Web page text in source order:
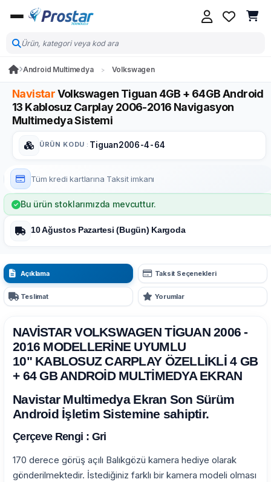
Android Multimedya Volkswagen
NavistarVolkswagen Tiguan 4GB + 64GB Android
13 Kablosuz Carplay 2006-2016 Navigasyon
Multimedya Sistemi
ÜRÜN KODU : Tiguan2006-4-64
Tüm kredi kartlarına Taksit imkanı
Bu ürün stoklarımızda mevcuttur.
10 Ağustos Pazartesi (Bugün) Kargoda
Açıklama Taksit Seçenekleri
Teslimat Yorumlar
NAVİSTAR VOLKSWAGEN TİGUAN 2006 -
2016 MODELLERİNE UYUMLU
10" KABLOSUZ CARPLAY ÖZELLİKLİ 4 GB
+ 64 GB ANDROİD MULTİMEDYA EKRAN
Navistar Multimedya Ekran Son Sürüm
Android İşletim Sistemine sahiptir.
Çerçeve Rengi : Gri
170 derece görüş açılı Balıkgözü kamera hediye olarak
gönderilmektedir. İstediğiniz farklı bir kamera modeli olması